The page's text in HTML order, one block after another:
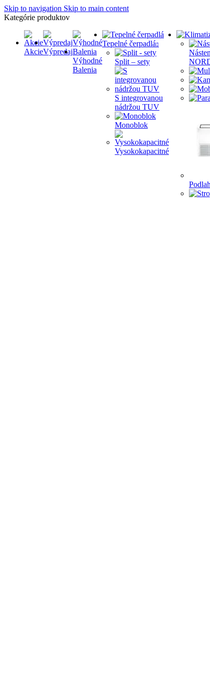
Skip to navigation Skip to main content
Kategórie produktov
AkcieVýpredaj
Výhodné
Balenia
Tepelné čerpadlá
Split – sety
S integrovanou
nádržou TUV
Monoblok
Vysokokapacitné